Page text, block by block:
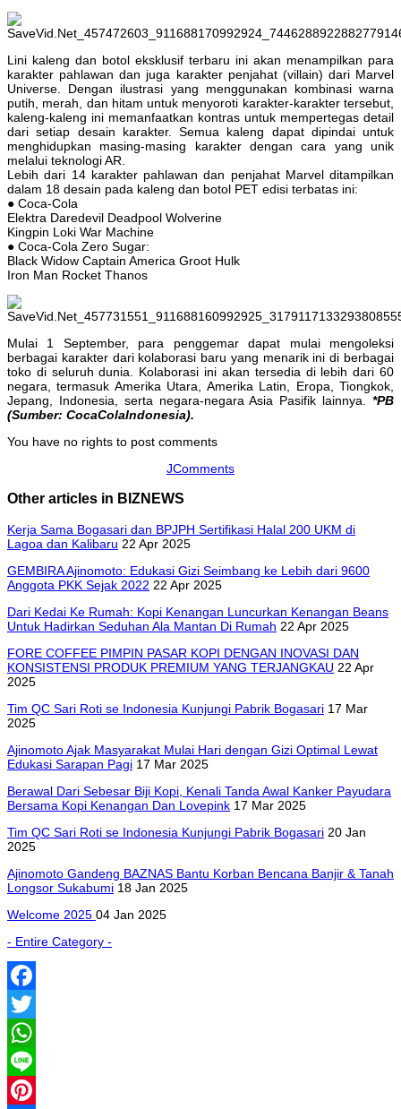
Lini kaleng dan botol eksklusif terbaru ini akan menampilkan para
karakter pahlawan dan juga karakter penjahat (villain) dari Marvel
Universe. Dengan ilustrasi yang menggunakan kombinasi warna
putih, merah, dan hitam untuk menyoroti karakter-karakter tersebut,
kaleng-kaleng ini memanfaatkan kontras untuk mempertegas detail
dari setiap desain karakter. Semua kaleng dapat dipindai untuk
menghidupkan masing-masing karakter dengan cara yang unik
melalui teknologi AR.
Lebih dari 14 karakter pahlawan dan penjahat Marvel ditampilkan
dalam 18 desain pada kaleng dan botol PET edisi terbatas ini:
● Coca-Cola
Elektra Daredevil Deadpool Wolverine
Kingpin Loki War Machine
● Coca-Cola Zero Sugar:
Black Widow Captain America Groot Hulk
Iron Man Rocket Thanos
Mulai 1 September, para penggemar dapat mulai mengoleksi
berbagai karakter dari kolaborasi baru yang menarik ini di berbagai
toko di seluruh dunia. Kolaborasi ini akan tersedia di lebih dari 60
negara, termasuk Amerika Utara, Amerika Latin, Eropa, Tiongkok,
Jepang, Indonesia, serta negara-negara Asia Pasifik lainnya. *PB
(Sumber: CocaColaIndonesia).
You have no rights to post comments
JComments
Other articles in BIZNEWS
Kerja Sama Bogasari dan BPJPH Sertifikasi Halal 200 UKM di
Lagoa dan Kalibaru 22 Apr 2025
GEMBIRA Ajinomoto: Edukasi Gizi Seimbang ke Lebih dari 9600
Anggota PKK Sejak 2022 22 Apr 2025
Dari Kedai Ke Rumah: Kopi Kenangan Luncurkan Kenangan Beans
Untuk Hadirkan Seduhan Ala Mantan Di Rumah 22 Apr 2025
FORE COFFEE PIMPIN PASAR KOPI DENGAN INOVASI DAN
KONSISTENSI PRODUK PREMIUM YANG TERJANGKAU 22 Apr
2025
Tim QC Sari Roti se Indonesia Kunjungi Pabrik Bogasari 17 Mar
2025
Ajinomoto Ajak Masyarakat Mulai Hari dengan Gizi Optimal Lewat
Edukasi Sarapan Pagi 17 Mar 2025
Berawal Dari Sebesar Biji Kopi, Kenali Tanda Awal Kanker Payudara
Bersama Kopi Kenangan Dan Lovepink 17 Mar 2025
Tim QC Sari Roti se Indonesia Kunjungi Pabrik Bogasari 20 Jan
2025
Ajinomoto Gandeng BAZNAS Bantu Korban Bencana Banjir & Tanah
Longsor Sukabumi 18 Jan 2025
Welcome 2025 04 Jan 2025
- Entire Category -
Facebook
Twitter
WhatsApp
Line